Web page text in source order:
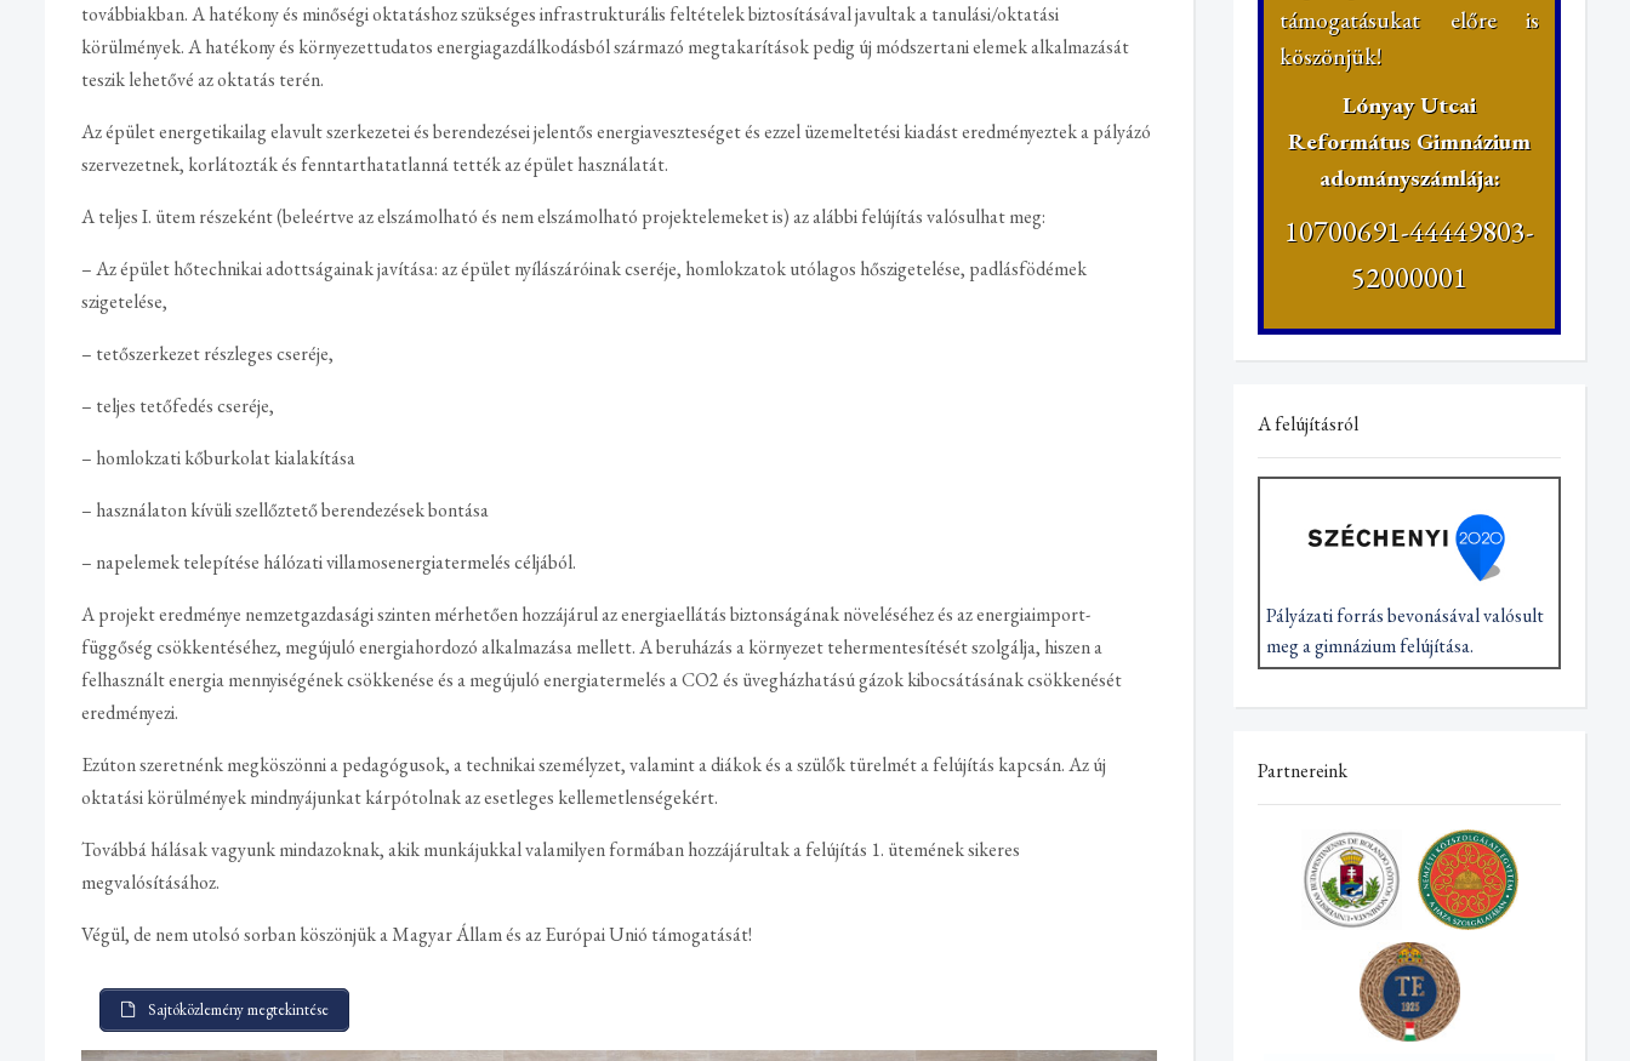
továbbiakban. A hatékony és minőségi oktatáshoz szükséges infrastrukturális feltételek biztosításával javultak a tanulási/oktatási
körülmények. A hatékony és környezettudatos energiagazdálkodásból származó megtakarítások pedig új módszertani elemek alkalmazását
teszik lehetővé az oktatás terén.
Az épület energetikailag elavult szerkezetei és berendezései jelentős energiaveszteséget és ezzel üzemeltetési kiadást eredményeztek a pályázó
szervezetnek, korlátozták és fenntarthatatlanná tették az épület használatát.
A teljes I. ütem részeként (beleértve az elszámolható és nem elszámolható projektelemeket is) az alábbi felújítás valósulhat meg:
– Az épület hőtechnikai adottságainak javítása: az épület nyílászáróinak cseréje, homlokzatok utólagos hőszigetelése, padlásfödémek
szigetelése,
– tetőszerkezet részleges cseréje,
– teljes tetőfedés cseréje,
– homlokzati kőburkolat kialakítása
– használaton kívüli szellőztető berendezések bontása
– napelemek telepítése hálózati villamosenergiatermelés céljából.
A projekt eredménye nemzetgazdasági szinten mérhetően hozzájárul az energiaellátás biztonságának növeléséhez és az energiaimport-
függőség csökkentéséhez, megújuló energiahordozó alkalmazása mellett. A beruházás a környezet tehermentesítését szolgálja, hiszen a
felhasznált energia mennyiségének csökkenése és a megújuló energiatermelés a CO2 és üvegházhatású gázok kibocsátásának csökkenését
eredményezi.
Ezúton szeretnénk megköszönni a pedagógusok, a technikai személyzet, valamint a diákok és a szülők türelmét a felújítás kapcsán. Az új
oktatási körülmények mindnyájunkat kárpótolnak az esetleges kellemetlenségekért.
Továbbá hálásak vagyunk mindazoknak, akik munkájukkal valamilyen formában hozzájárultak a felújítás 1. ütemének sikeres
megvalósításához.
Végül, de nem utolsó sorban köszönjük a Magyar Állam és az Európai Unió támogatását!
Sajtóközlemény megtekintése
támogatásukat előre is
köszönjük!
Lónyay Utcai
Református Gimnázium
adományszámlája:
10700691-44449803-
52000001
A felújításról
Pályázati forrás bevonásával valósult
meg a gimnázium felújítása.
Partnereink